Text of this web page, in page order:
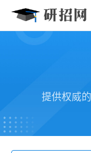
提供权威